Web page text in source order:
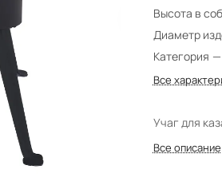
Высота в
Диаметр
Категория —
Все
Учаг для
Все описание